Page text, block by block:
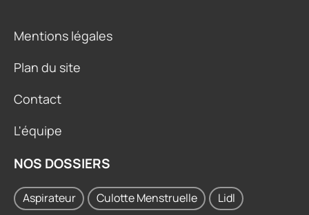
Mentions légales
Plan du site
Contact
L'équipe
NOS DOSSIERS
Aspirateur Culotte Menstruelle Lidl